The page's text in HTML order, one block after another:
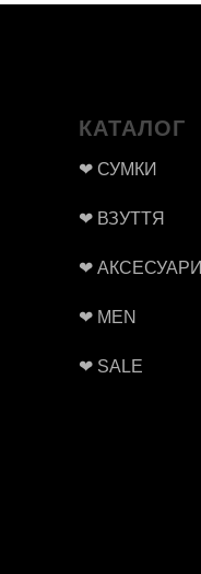
КАТАЛОГ
❤ СУМКИ
❤ ВЗУТТЯ
❤ АКСЕСУАРИ
❤ MEN
❤ SALE